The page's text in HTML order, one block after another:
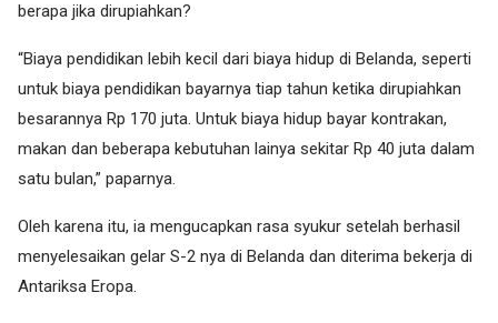
berapa jika dirupiahkan?
“Biaya pendidikan lebih kecil dari biaya hidup di Belanda, seperti
untuk biaya pendidikan bayarnya tiap tahun ketika dirupiahkan
besarannya Rp 170 juta. Untuk biaya hidup bayar kontrakan,
makan dan beberapa kebutuhan lainya sekitar Rp 40 juta dalam
satu bulan,” paparnya.
Oleh karena itu, ia mengucapkan rasa syukur setelah berhasil
menyelesaikan gelar S-2 nya di Belanda dan diterima bekerja di
Antariksa Eropa.